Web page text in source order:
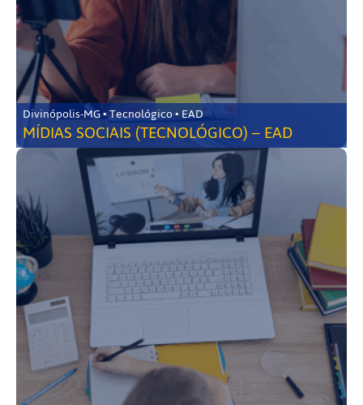
Divinópolis-MG • Tecnológico • EAD
MÍDIAS SOCIAIS (TECNOLÓGICO) – EAD